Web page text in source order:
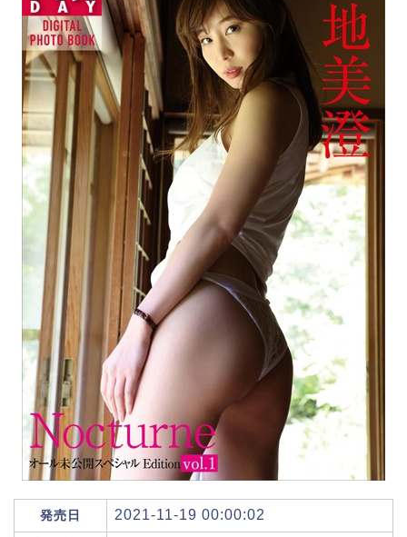
発売日 2021-11-19 00:00:02